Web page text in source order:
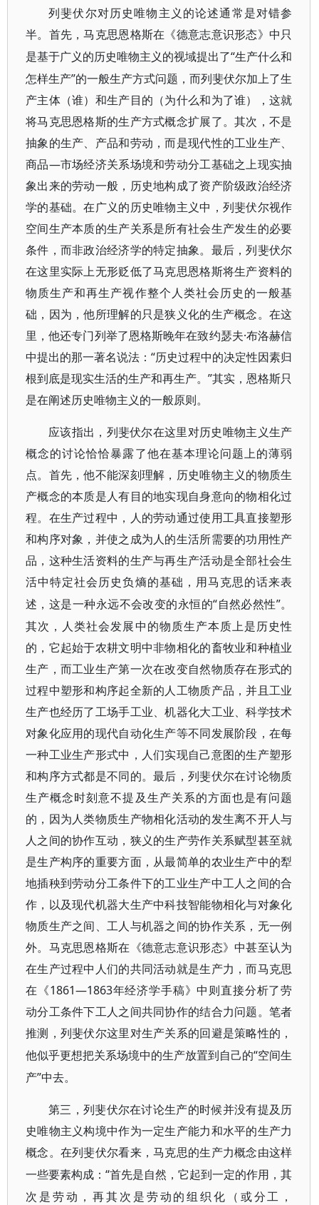
列斐伏尔对历史唯物主义的论述通常是对错参
半。首先，马克思恩格斯在《德意志意识形态》中只
是基于广义的历史唯物主义的视域提出了“生产什么和
怎样生产”的一般生产方式问题，而列斐伏尔加上了生
产主体（谁）和生产目的（为什么和为了谁），这就
将马克思恩格斯的生产方式概念扩展了。其次，不是
抽象的生产、产品和劳动，而是现代性的工业生产、
商品—市场经济关系场境和劳动分工基础之上现实抽
象出来的劳动一般，历史地构成了资产阶级政治经济
学的基础。在广义的历史唯物主义中，列斐伏尔视作
空间生产本质的生产关系是所有社会生产发生的必要
条件，而非政治经济学的特定抽象。最后，列斐伏尔
在这里实际上无形贬低了马克思恩格斯将生产资料的
物质生产和再生产视作整个人类社会历史的一般基
础，因为，他所理解的只是狭义化的生产概念。在这
里，他还专门列举了恩格斯晚年在致约瑟夫·布洛赫信
中提出的那一著名说法：“历史过程中的决定性因素归
根到底是现实生活的生产和再生产。”其实，恩格斯只
是在阐述历史唯物主义的一般原则。
应该指出，列斐伏尔在这里对历史唯物主义生产
概念的讨论恰恰暴露了他在基本理论问题上的薄弱
点。首先，他不能深刻理解，历史唯物主义的物质生
产概念的本质是人有目的地实现自身意向的物相化过
程。在生产过程中，人的劳动通过使用工具直接塑形
和构序对象，并使之成为人的生活所需要的功用性产
品，这种生活资料的生产与再生产活动是全部社会生
活中特定社会历史负熵的基础，用马克思的话来表
述，这是一种永远不会改变的永恒的“自然必然性”。
其次，人类社会发展中的物质生产本质上是历史性
的，它起始于农耕文明中非物相化的畜牧业和种植业
生产，而工业生产第一次在改变自然物质存在形式的
过程中塑形和构序起全新的人工物质产品，并且工业
生产也经历了工场手工业、机器化大工业、科学技术
对象化应用的现代自动化生产等不同发展阶段，在每
一种工业生产形式中，人们实现自己意图的生产塑形
和构序方式都是不同的。最后，列斐伏尔在讨论物质
生产概念时刻意不提及生产关系的方面也是有问题
的，因为人类物质生产物相化活动的发生离不开人与
人之间的协作互动，狭义的生产劳作关系赋型甚至就
是生产构序的重要方面，从最简单的农业生产中的犁
地插秧到劳动分工条件下的工业生产中工人之间的合
作，以及现代机器大生产中科技智能物相化与对象化
物质生产之间、工人与机器之间的协作关系，无一例
外。马克思恩格斯在《德意志意识形态》中甚至认为
在生产过程中人们的共同活动就是生产力，而马克思
在《1861—1863年经济学手稿》中则直接分析了劳
动分工条件下工人之间共同协作的结合力问题。笔者
推测，列斐伏尔这里对生产关系的回避是策略性的，
他似乎更想把关系场境中的生产放置到自己的“空间生
产”中去。
第三，列斐伏尔在讨论生产的时候并没有提及历
史唯物主义构境中作为一定生产能力和水平的生产力
概念。在列斐伏尔看来，马克思的生产力概念由这样
一些要素构成：“首先是自然，它起到一定的作用，其
次是劳动，再其次是劳动的组织化（或分工，